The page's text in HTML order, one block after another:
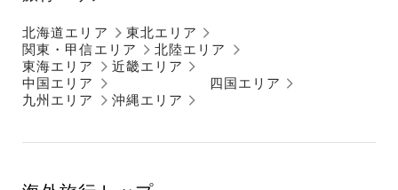
北海道エリア
東北エリア
関東・甲信エリア
北陸エリア
東海エリア
近畿エリア
中国エリア
四国エリア
九州エリア
沖縄エリア